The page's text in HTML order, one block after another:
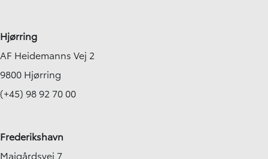
Hjørring
AF Heidemanns Vej 2
9800 Hjørring
(+45) 98 92 70 00
Frederikshavn
Maigårdsvej 7